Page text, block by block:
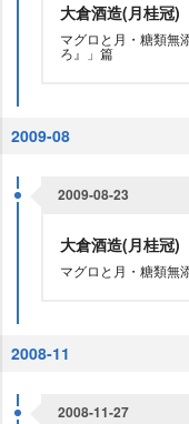
大倉酒造(月桂冠)
マグロと月・糖類無
ろ』」篇
2009-08
2009-08-23
大倉酒造(月桂冠)
マグロと月・糖類無
2008-11
2008-11-27